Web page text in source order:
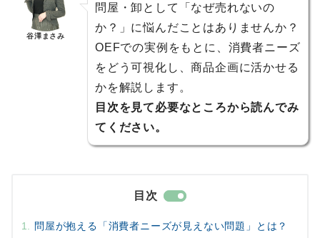
谷澤まさみ
問屋・卸として「なぜ売れないの
か？」に悩んだことはありませんか？
OEFでの実例をもとに、消費者ニーズ
をどう可視化し、商品企画に活かせる
かを解説します。
目次を見て必要なところから読んでみ
てください。
目次
問屋が抱える「消費者ニーズが見えない問題」とは？